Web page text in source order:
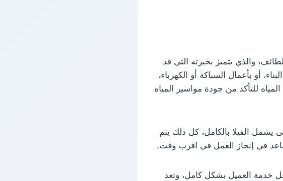
والذي يتميز بخبرته التي قد
أو بأعمال السباكة أو الكهرباء،
للتأكد من جودة مواسير المياه
يشمل الفيلا بالكامل، كل ذلك يتم
في إنجاز العمل في اقرب وقت.
خدمة العميل بشكل كامل، وتعد